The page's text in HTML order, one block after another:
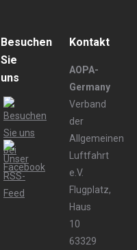
Besuchen
Sie
uns
Kontakt
AOPA-
Germany
Verband
der
Allgemeinen
Luftfahrt
e.V.
Flugplatz,
Haus
10
63329